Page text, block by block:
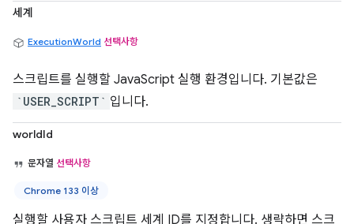
세계
ExecutionWorld 선택사항
스크립트를 실행할 JavaScript 실행 환경입니다. 기본값은
`USER_SCRIPT` 입니다.
worldId
문자열 선택사항
Chrome 133 이상
실행할 사용자 스크립트 세계 ID를 지정합니다. 생략하면 스크